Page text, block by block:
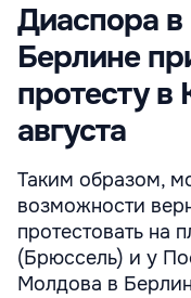
Диаспора
Берлине
протесту в
августа
Таким образом,
возможности
протестовать на
(Брюссель) и у
Молдова в